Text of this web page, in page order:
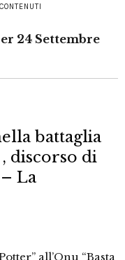
24 Settembre
battaglia
discorso di
La
all’Onu “Basta